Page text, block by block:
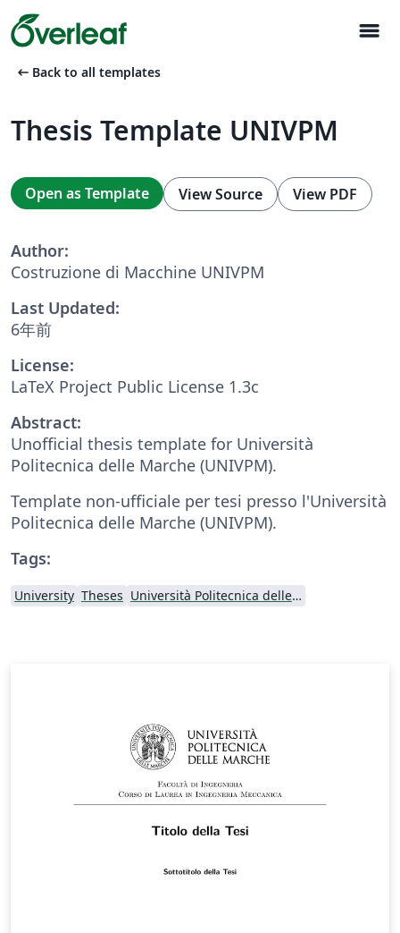
menu
arrow_left_alt Back to all templates
Thesis Template UNIVPM
Open as Template View Source View PDF
Author:
Costruzione di Macchine UNIVPM
Last Updated:
6年前
License:
LaTeX Project Public License 1.3c
Abstract:
Unofficial thesis template for Università
Politecnica delle Marche (UNIVPM).
Template non-ufficiale per tesi presso l'Università
Politecnica delle Marche (UNIVPM).
Tags:
University Theses Università Politecnica delle Marche